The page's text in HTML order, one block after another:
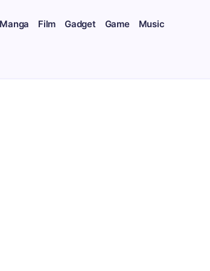
Film Gadget Game Music